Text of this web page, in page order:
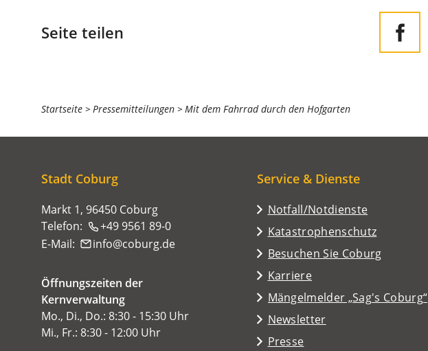
Seite teilen
Sie
befinden
hier:
Startseite Pressemitteilungen Mit dem Fahrrad durch den Hofgarten
Stadt Coburg
Markt 1, 96450 Coburg
Telefon:
+49 9561 89-0
E-Mail:
info coburg de
Öffnungszeiten der
Kernverwaltung
Mo., Di., Do.: 8:30 - 15:30 Uhr
Mi., Fr.: 8:30 - 12:00 Uhr
Service & Dienste
Notfall/Notdienste
Katastrophenschutz
Besuchen Sie Coburg
(Öffnet
in
neuen
Tab)
Karriere
Mängelmelder „Sag's Coburg“
(Öffnet
in
neuen
Newsletter
Presse